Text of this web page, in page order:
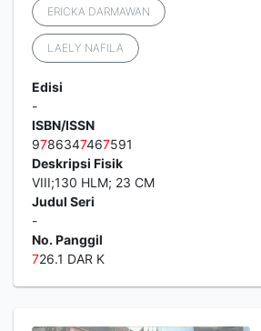
ERICKA DARMAWAN
LAELY NAFILA
Edisi
-
ISBN/ISSN
9786347467591
Deskripsi Fisik
VIII;130 HLM; 23 CM
Judul Seri
-
No. Panggil
726.1 DAR K